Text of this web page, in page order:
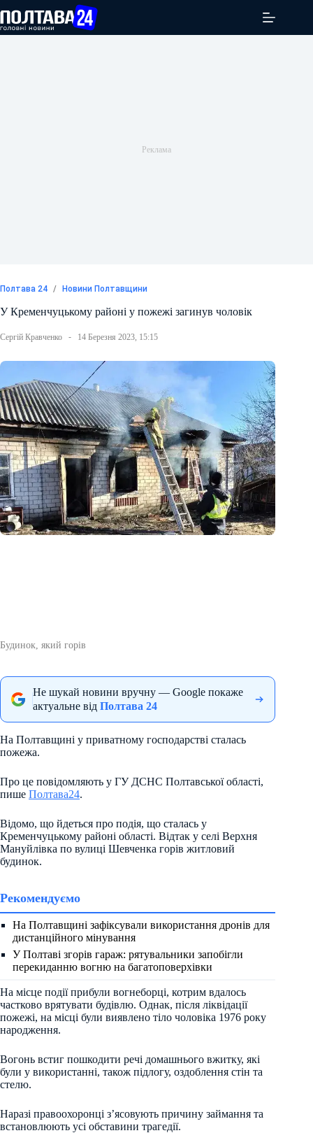
вмісту
Полтава 24 / Новини Полтавщини
У Кременчуцькому районі у пожежі загинув чоловік
Сергій Кравченко 14 Березня 2023, 15:15
Будинок, який горів
Не шукай новини вручну — Google покаже
актуальне від Полтава 24
На Полтавщині у приватному господарстві сталась
пожежа.
Про це повідомляють у ГУ ДСНС Полтавської області,
пише Полтава24.
Відомо, що йдеться про подія, що сталась у
Кременчуцькому районі області. Відтак у селі Верхня
Мануйлівка по вулиці Шевченка горів житловий
будинок.
Рекомендуємо
На Полтавщині зафіксували використання дронів для
дистанційного мінування
У Полтаві згорів гараж: рятувальники запобігли
перекиданню вогню на багатоповерхівки
На місце події прибули вогнеборці, котрим вдалось
частково врятувати будівлю. Однак, після ліквідації
пожежі, на місці були виявлено тіло чоловіка 1976 року
народження.
Вогонь встиг пошкодити речі домашнього вжитку, які
були у використанні, також підлогу, оздоблення стін та
стелю.
Наразі правоохоронці з’ясовують причину займання та
встановлюють усі обставини трагедії.